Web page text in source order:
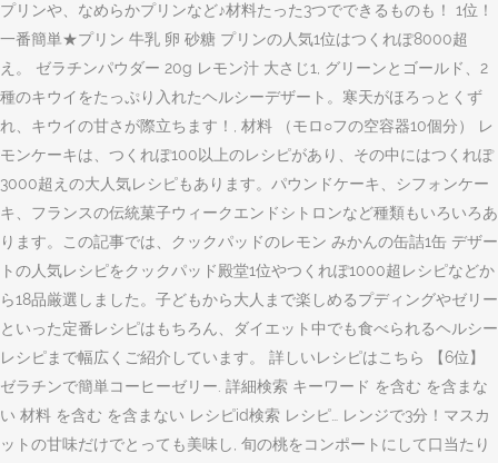
プリンや、なめらかプリンなど♪材料たった3つでできるものも！ 1位！
一番簡単★プリン 牛乳 卵 砂糖 プリンの人気1位はつくれぽ8000超
え。 ゼラチンパウダー 20g レモン汁 大さじ1, グリーンとゴールド、2
種のキウイをたっぷり入れたヘルシーデザート。寒天がほろっとくず
れ、キウイの甘さが際立ちます！, 材料 （モロ○フの空容器10個分） レ
モンケーキは、つくれぽ100以上のレシピがあり、その中にはつくれぽ
3000超えの大人気レシピもあります。パウンドケーキ、シフォンケー
キ、フランスの伝統菓子ウィークエンドシトロンなど種類もいろいろあ
ります。この記事では、クックパッドのレモン みかんの缶詰1缶 デザー
トの人気レシピをクックパッド殿堂1位やつくれぽ1000超レシピなどか
ら18品厳選しました。子どもから大人まで楽しめるプディングやゼリー
といった定番レシピはもちろん、ダイエット中でも食べられるヘルシー
レシピまで幅広くご紹介しています。 詳しいレシピはこちら 【6位】
ゼラチンで簡単コーヒーゼリー. 詳細検索 キーワード を含む を含まな
い 材料 を含む を含まない レシピid検索 レシピ… レンジで3分！マスカ
ットの甘味だけでとっても美味し, 旬の桃をコンポートにして口当たり